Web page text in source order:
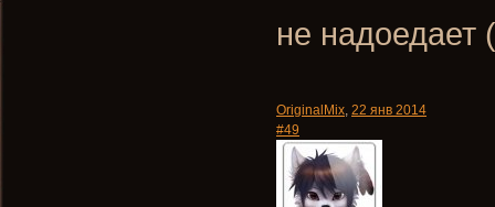
не надоедает
OriginalMix, 22 янв 2014
#49